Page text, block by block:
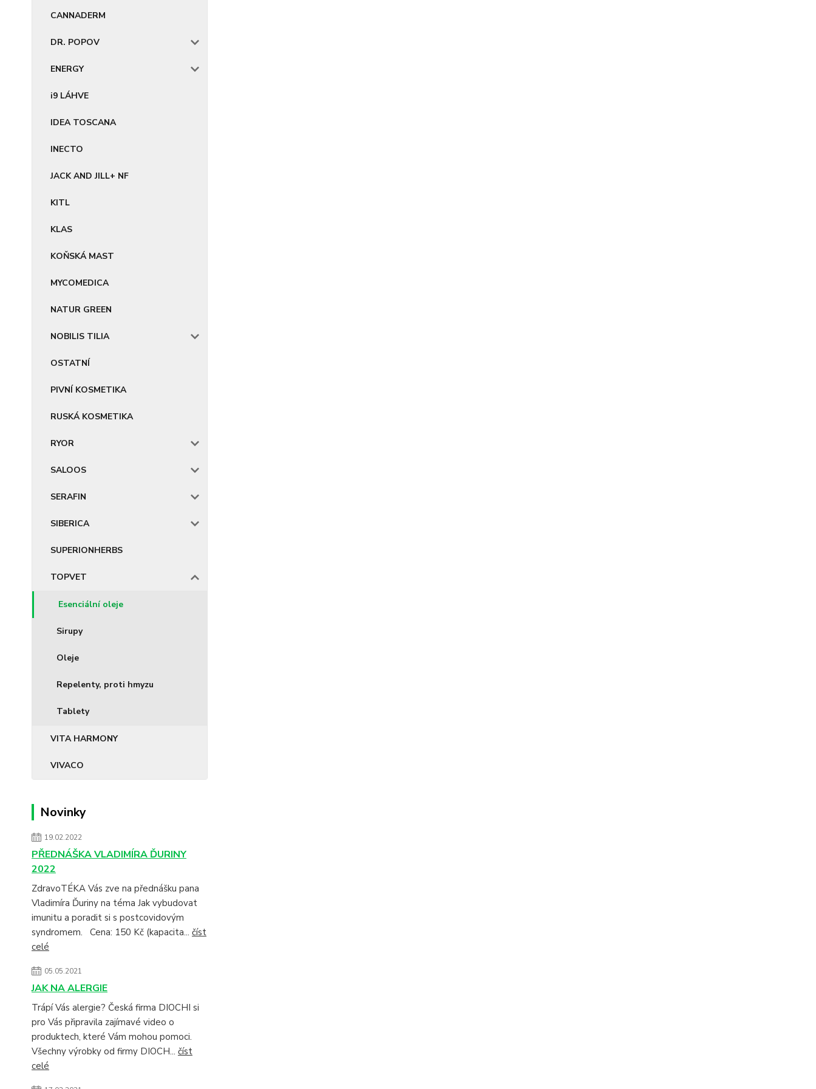
CANNADERM
DR. POPOV
ENERGY
i9 LÁHVE
IDEA TOSCANA
INECTO
JACK AND JILL+ NF
KITL
KLAS
KOŇSKÁ MAST
MYCOMEDICA
NATUR GREEN
NOBILIS TILIA
OSTATNÍ
PIVNÍ KOSMETIKA
RUSKÁ KOSMETIKA
RYOR
SALOOS
SERAFIN
SIBERICA
SUPERIONHERBS
TOPVET
Esenciální oleje
Sirupy
Oleje
Repelenty, proti hmyzu
Tablety
VITA HARMONY
VIVACO
Novinky
19.02.2022
PŘEDNÁŠKA VLADIMÍRA ĎURINY
2022
ZdravoTÉKA Vás zve na přednášku pana
Vladimíra Ďuriny na téma Jak vybudovat
imunitu a poradit si s postcovidovým
syndromem. Cena: 150 Kč (kapacita... číst
celé
05.05.2021
JAK NA ALERGIE
Trápí Vás alergie? Česká firma DIOCHI si
pro Vás připravila zajímavé video o
produktech, které Vám mohou pomoci.
Všechny výrobky od firmy DIOCH... číst
celé